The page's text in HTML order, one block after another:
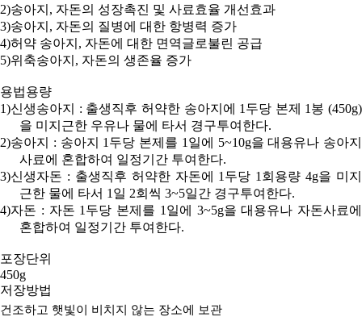
2)송아지 , 자돈의 성장촉진 및 사료효율 개선효과
3)송아지 , 자돈의 질병에 대한 항병력 증가
4)허약 송아지 , 자돈에 대한 면역글로불린 공급
5)위축송아지 , 자돈의 생존율 증가
용법용량
1)신생송아지 : 출생직후 허약한 송아지에 1 두당 본제 1 봉 (450g)
을 미지근한 우유나 물에 타서 경구투여 한다.
2)송아지 : 송아지 1 두당 본제를 1 일에 5~10g을 대용유나 송아지
사료에 혼합하여 일정기간 투여한다.
3)신생자돈 : 출생직후 허약한 자돈에 1 두당 1 회용량 4g을 미지
근한 물에 타서 1 일 2회씩 3~5일간 경구투여한다.
4)자돈 : 자돈 1 두당 본제를 1 일에 3~5g을 대용유나 자돈사료에
혼합하여 일정기간 투여한다.
포장단위
450g
저장방법
건조하고 햇빛이 비치지 않는 장소에 보관